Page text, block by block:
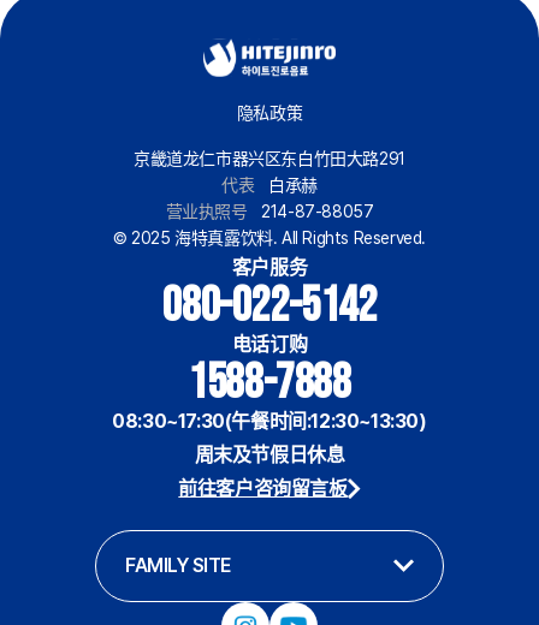
隐私政策
京畿道龙仁市器兴区东白竹田大路291
代表
白承赫
营业执照号
214-87-88057
© 2025 海特真露饮料. All Rights Reserved.
客户服务
080-022-5142
电话订购
1588-7888
08:30~17:30(午餐时间:12:30~13:30)
周末及节假日休息
前往客户咨询留言板
FAMILY SITE